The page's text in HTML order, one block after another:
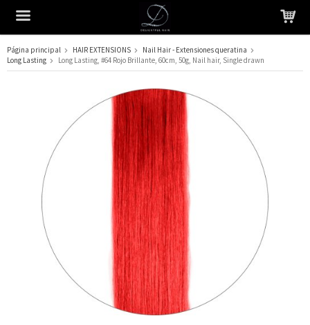
El producto ha sido añadido a su carrito
Página principal HAIR EXTENSIONS
Nail Hair - Extensiones queratina
Long Lasting
Long Lasting, #64 Rojo Brillante, 60cm, 50g, Nail hair, Single drawn